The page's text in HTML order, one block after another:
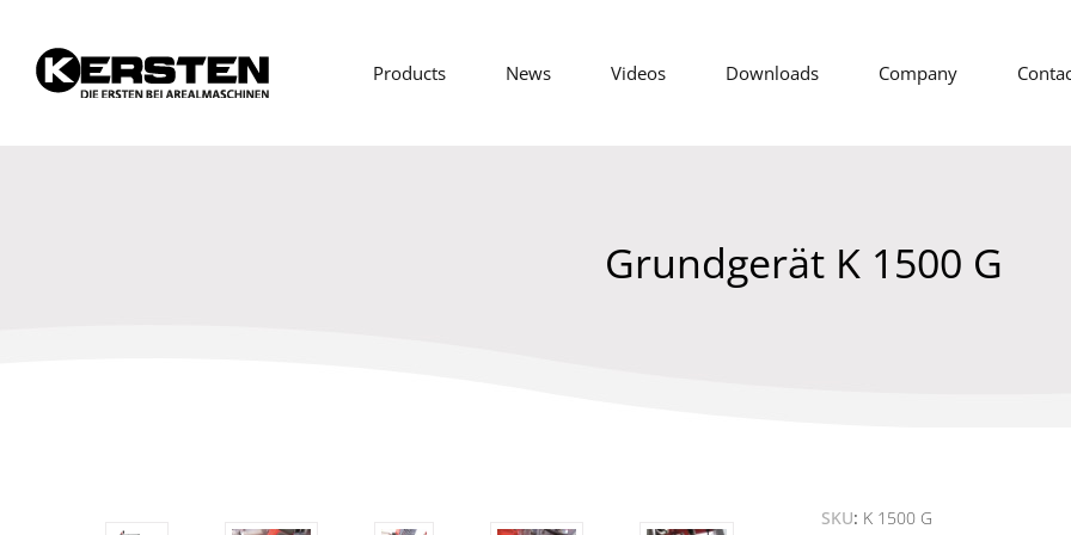
Products News Videos Downloads Company
Grundgerät K 1500 G
SKU K 1500 G